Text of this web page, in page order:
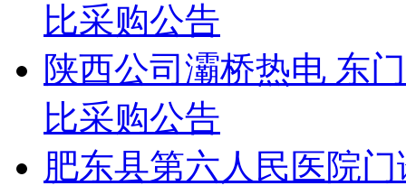
比采购公告
陕西公司灞桥热电 东
比采购公告
肥东县第六人民医院